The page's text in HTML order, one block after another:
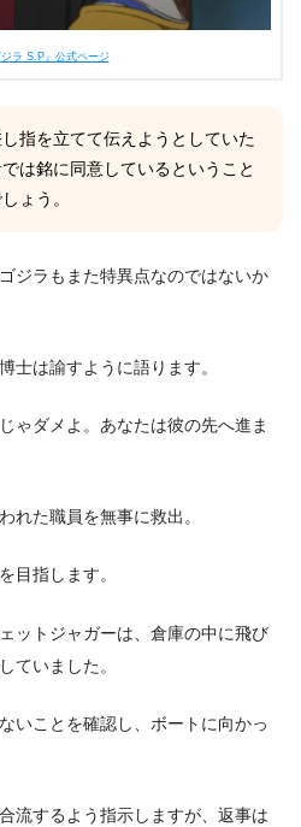
ジラ S.P』公式ページ
指を立てて伝えようとしていた
は銘に同意しているということ
ょう。
ジラもまた特異点なのではないか
士は諭すように語ります。
ゃダメよ。あなたは彼の先へ進ま
れた職員を無事に救出。
目指します。
ットジャガーは、倉庫の中に飛び
ていました。
いことを確認し、ボートに向かっ
流するよう指示しますが、返事は